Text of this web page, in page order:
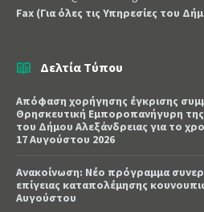
Fax (Για όλες τις Υπηρεσίες του
Δελτία Τύπου
Απόφαση χορήγησης έγκρισης
Θρησκευτική Εμποροπανήγυρη
του Δήμου Αλεξάνδρειας για το
17 Αυγούστου 2026
Ανακοίνωση: Νέο πρόγραμμα
επίγειας καταπολέμησης
Αυγούστου